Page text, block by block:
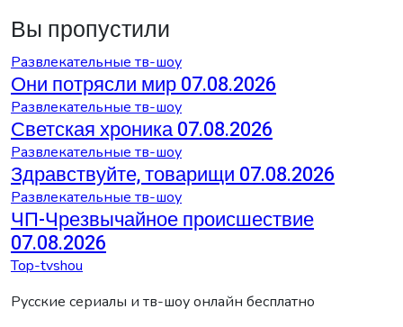
Вы пропустили
Развлекательные тв-шоу
Они потрясли мир 07.08.2026
Развлекательные тв-шоу
Светская хроника 07.08.2026
Развлекательные тв-шоу
Здравствуйте, товарищи 07.08.2026
Развлекательные тв-шоу
ЧП-Чрезвычайное происшествие
07.08.2026
Top-tvshou
Русские сериалы и тв-шоу онлайн бесплатно